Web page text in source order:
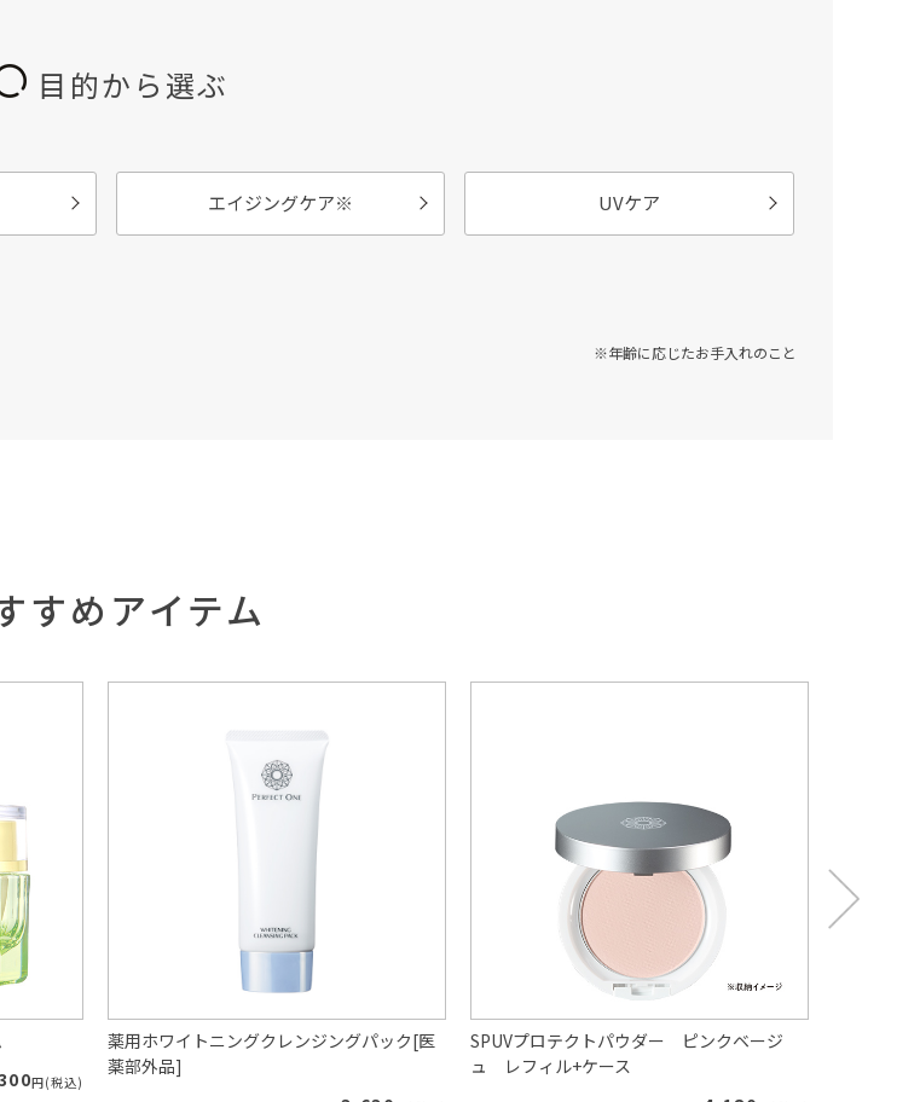
目的から選ぶ
エイジングケア※ UVケア
※年齢に応じたお手入れのこと
すめアイテム
円(税込)
薬用ホワイトニングクレンジングパック[医
薬部外品]
SPUVプロテクトパウダー ピンクベージ
ュ レフィル+ケース